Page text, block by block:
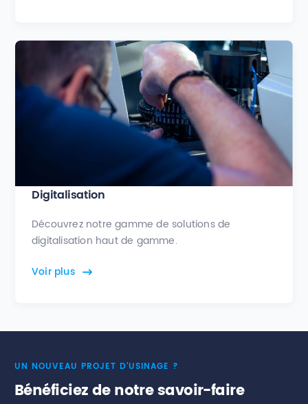
Digitalisation
Découvrez notre gamme de solutions de
digitalisation haut de gamme.
Voir plus
UN NOUVEAU PROJET D’USINAGE ?
Bénéficiez de notre savoir-faire